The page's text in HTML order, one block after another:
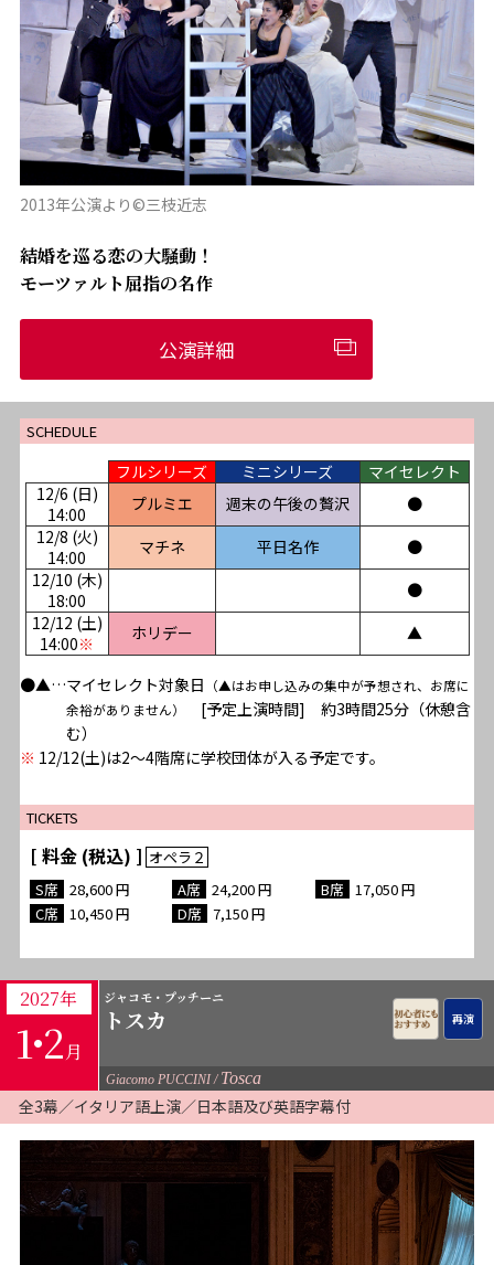
2013年公演より©三枝近志
結婚を巡る恋の大騒動！
モーツァルト屈指の名作
公演詳細
SCHEDULE
フルシリーズ ミニシリーズ
マイセレクト
12/6 (日)
14:00
プルミエ 週末の午後の贅沢
●
12/8 (火)
14:00
マチネ 平日名作
●
12/10 (木)
18:00
●
12/12 (土)
14:00※ ホリデー ▲
●▲…マイセレクト対象日 （▲はお申し込みの集中が予想され、お席に
余裕がありません）
[予定上演時間] 約3時間25分（休憩含
む）
※ 12/12(土)は2〜4階席に学校団体が入る予定です。
TICKETS
[ 料金 (税込) ]
28,600 24,200
17,050
10,450
7,150
2027年
1･2月
ジャコモ・プッチーニ
トスカ
Giacomo PUCCINI Tosca
全3幕／イタリア語上演／日本語及び英語字幕付